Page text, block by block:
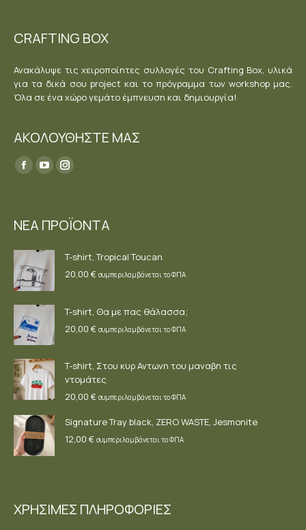
CRAFTING BOX
Ανακάλυψε τις χειροποίητες συλλογές του Crafting Box, υλικά
για τα δικά σου project και το πρόγραμμα των workshop μας.
Όλα σε ένα χώρο γεμάτο έμπνευση και δημιουργία!
ΑΚΟΛΟΥΘΗΣΤΕ ΜΑΣ
Find us on:
Facebook
in
window
YouTube
in
window
Instagram
in
window
ΝΕΑ ΠΡΟΪΟΝΤΑ
T-shirt, Tropical Toucan
20,00 € συμπεριλαμβάνεται το ΦΠΑ
T-shirt, Θα με πας θάλασσα;
20,00 € συμπεριλαμβάνεται το ΦΠΑ
T-shirt, Στου κυρ Αντωνη του μαναβη τις
ντομάτες
20,00 € συμπεριλαμβάνεται το ΦΠΑ
Signature Tray black, ZERO WASTE, Jesmonite
12,00 € συμπεριλαμβάνεται το ΦΠΑ
ΧΡΗΣΙΜΕΣ ΠΛΗΡΟΦΟΡΙΕΣ